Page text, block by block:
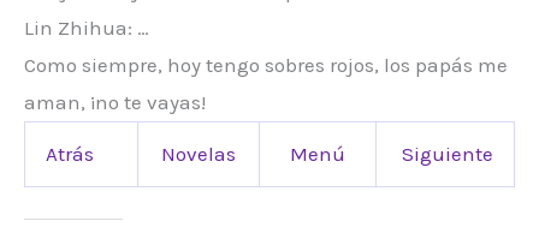
Lin Zhihua: …
Como siempre, hoy tengo sobres rojos, los papás me
aman, ¡no te vayas!
Atrás Novelas Menú Siguiente